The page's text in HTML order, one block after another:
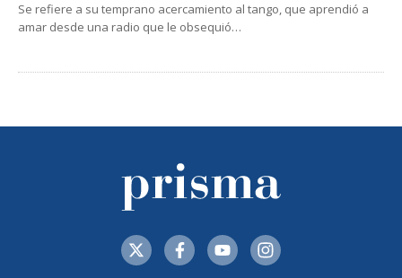
Se refiere a su temprano acercamiento al tango, que aprendió a
amar desde una radio que le obsequió…